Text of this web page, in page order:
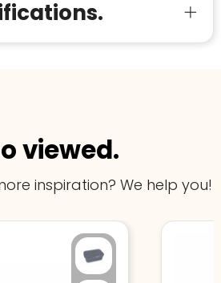
viewed.
inspiration? We help you!